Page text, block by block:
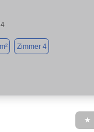
Zimmer 4
★